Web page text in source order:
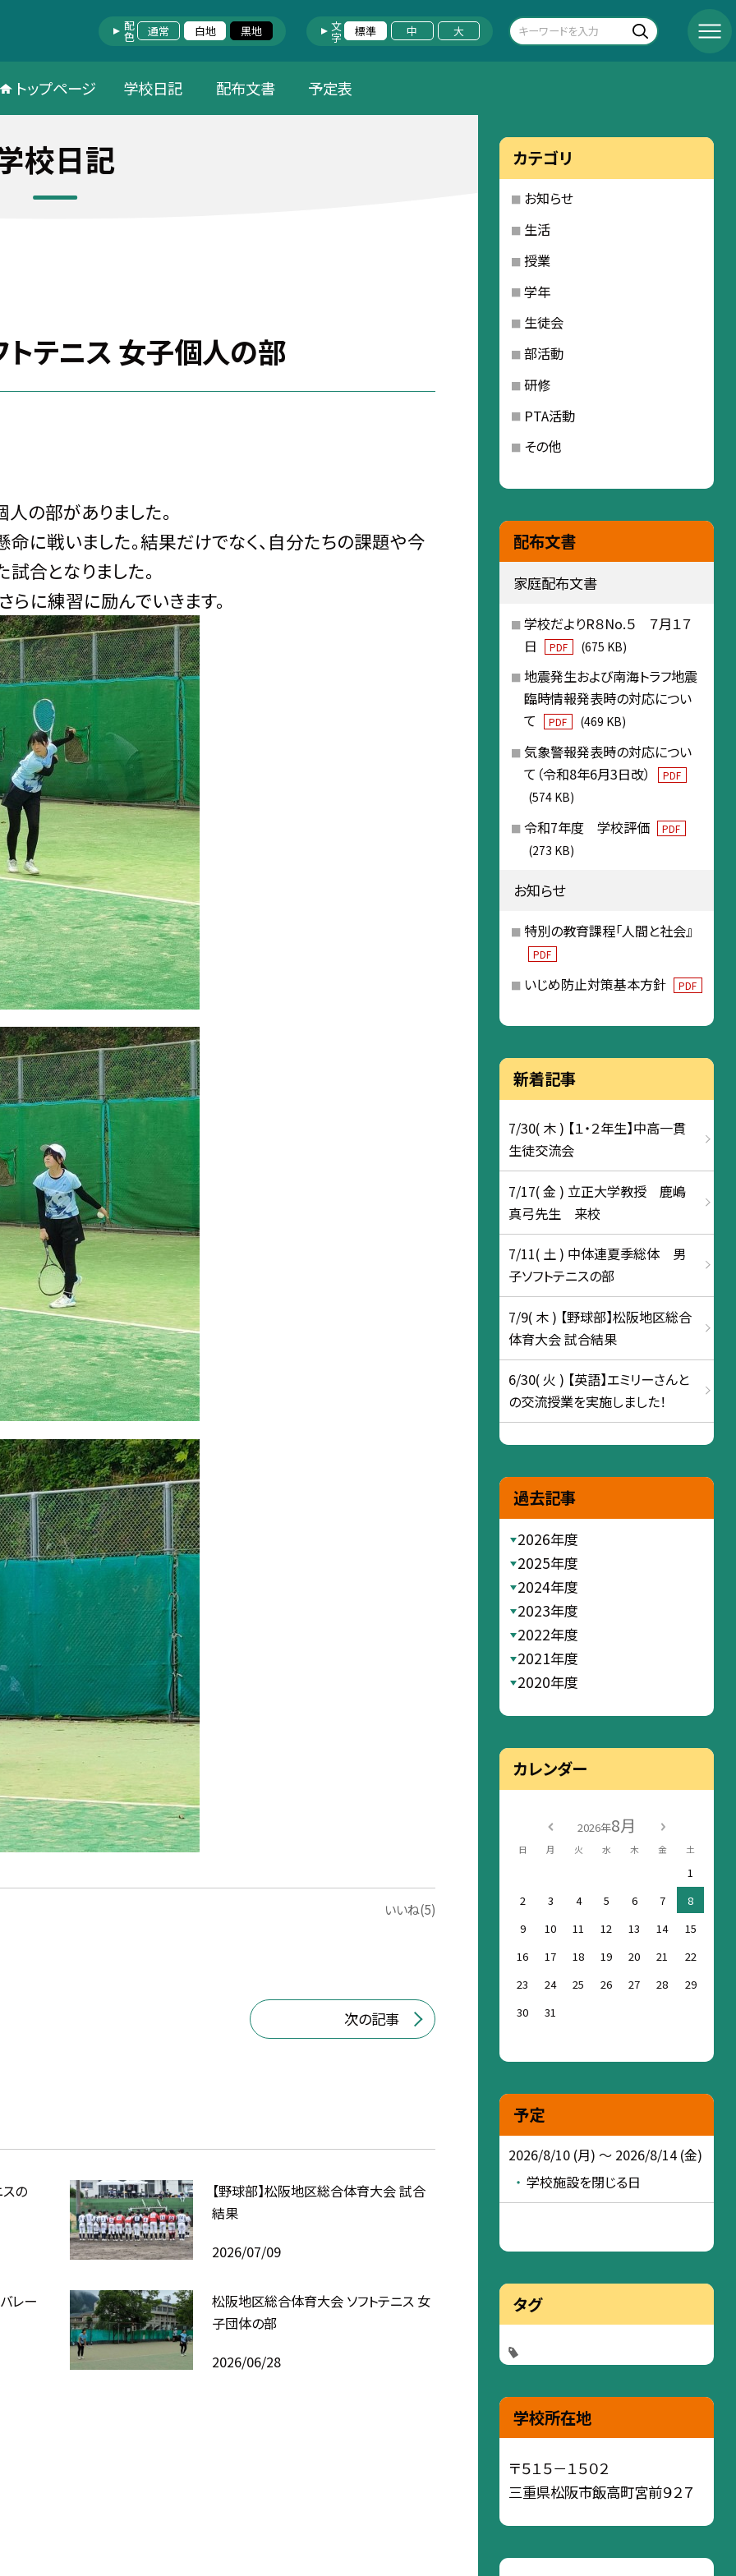
配色 通常 白地 黒地 文字 標準 中 大
トップページ 学校日記 配布文書 予定表
校日記
テニス 女子個人の部
の部がありました。
に戦いました。結果だけでなく、自分たちの課題や今
合となりました。
に練習に励んでいきます。
いいね(5)
次の記事
の
【野球部】松阪地区総合体育大会 試合
結果
2026/07/09
レー
松阪地区総合体育大会 ソフトテニス 女
子団体の部
2026/06/28
カテゴリ
お知らせ
生活
授業
学年
生徒会
部活動
研修
PTA活動
その他
配布文書
家庭配布文書
学校だよりR８No.５ ７月１７
日
PDF (675 KB)
地震発生および南海トラフ地震
臨時情報発表時の対応につい
て
PDF (469 KB)
気象警報発表時の対応につい
て（令和8年6月3日改）
PDF
(574 KB)
令和7年度 学校評価 PDF
(273 KB)
お知らせ
特別の教育課程「人間と社会』
PDF
いじめ防止対策基本方針 PDF
新着記事
7/30( 木 ) 【１・２年生】中高一貫
生徒交流会
7/17( 金 ) 立正大学教授 鹿嶋
真弓先生 来校
7/11( 土 ) 中体連夏季総体 男
子ソフトテニスの部
7/9( 木 ) 【野球部】松阪地区総合
体育大会 試合結果
6/30( 火 ) 【英語】エミリーさんと
の交流授業を実施しました！
過去記事
2026年度
2025年度
2024年度
2023年度
2022年度
2021年度
2020年度
カレンダー
2026年8月
日 月 火 水 木 金 土
1
2
3 4 5 6 7
8
9
10 11 12 13 14
15
16
17 18 19 20 21
22
23
24 25 26 27 28
29
30
31
予定
2026/8/10 (月) ～ 2026/8/14 (金)
学校施設を閉じる日
タグ
学校所在地
〒５１５－１５０２
三重県松阪市飯高町宮前９２７